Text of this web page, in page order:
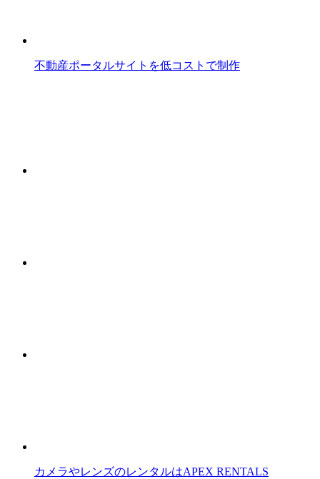
不動産ポータルサイトを低コストで制作
カメラやレンズのレンタルはAPEX RENTALS